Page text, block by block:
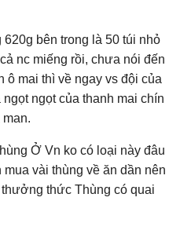
bên trong là 50 túi nhỏ
nc miếng rồi, chưa nói đến
ô mai thì về ngay vs đội của
ngọt của thanh mai chín
man.
Ở Vn ko có loại này đâu
vài thùng về ăn dần nên
thức Thùng có quai